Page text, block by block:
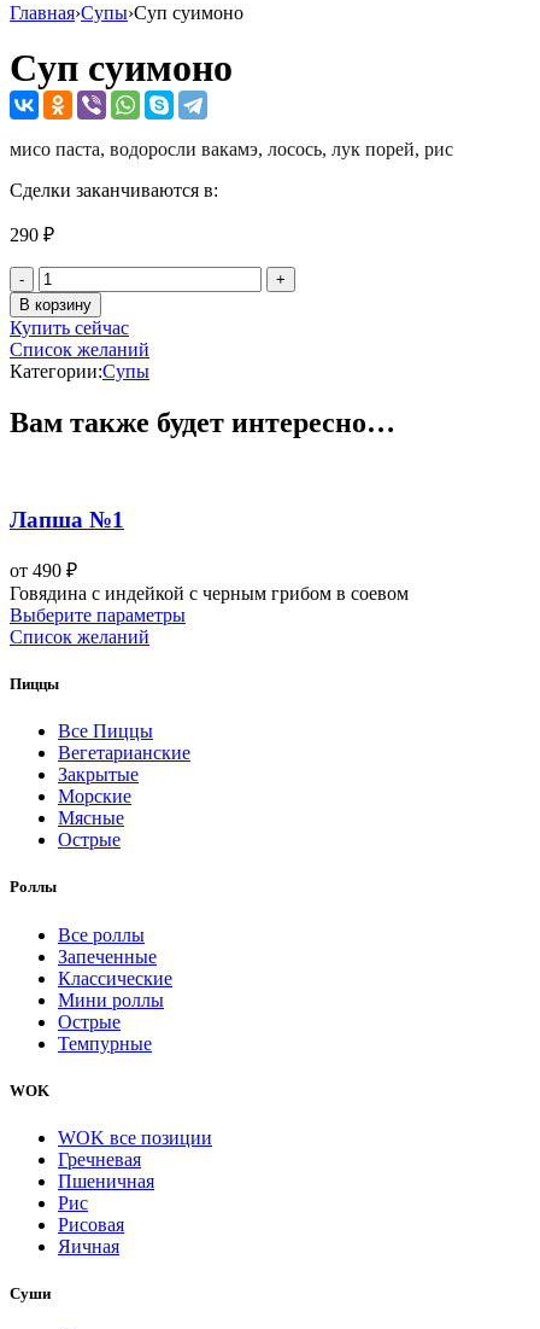
Главная›Супы›Cуп суимоно
Cуп суимоно
мисо паста, водоросли вакамэ, лосось, лук порей, рис
Сделки заканчиваются в:
290 ₽
Количество
товара
Cуп
суимоно
В корзину
Купить сейчас
Список желаний
Категории:Супы
Вам также будет интересно…
Лапша №1
от 490 ₽
Говядина с индейкой с черным грибом в соевом
Выберите параметры
Список желаний
Пиццы
Все Пиццы
Вегетарианские
Закрытые
Морские
Мясные
Острые
Роллы
Все роллы
Запеченные
Классические
Мини роллы
Острые
Темпурные
WOK
WOK все позиции
Гречневая
Пшеничная
Рис
Рисовая
Яичная
Суши